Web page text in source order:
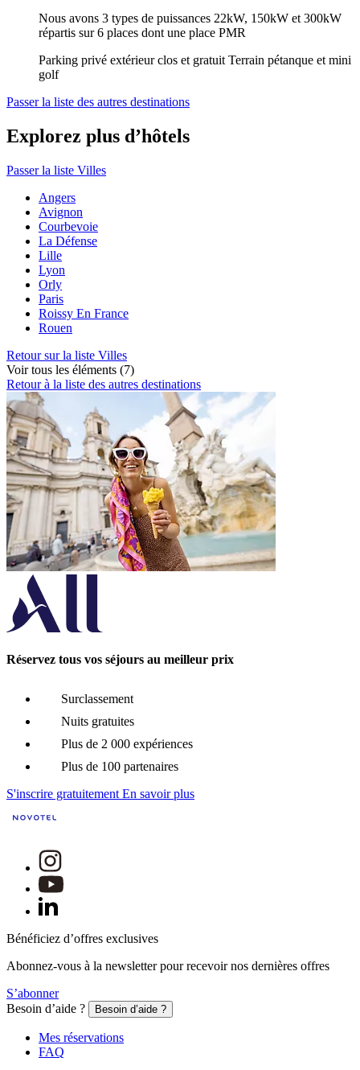
Nous avons 3 types de puissances 22kW, 150kW et 300kW
répartis sur 6 places dont une place PMR
Parking privé extérieur clos et gratuit Terrain pétanque et mini
golf
Passer la liste des autres destinations
Explorez plus d’hôtels
Passer la liste Villes
Angers
Avignon
Courbevoie
La Défense
Lille
Lyon
Orly
Paris
Roissy En France
Rouen
Retour sur la liste Villes
Voir tous les éléments (7)
Retour à la liste des autres destinations
Réservez tous vos séjours au meilleur prix
Surclassement
Nuits gratuites
Plus de 2 000 expériences
Plus de 100 partenaires
S'inscrire gratuitement En savoir plus
Bénéficiez d’offres exclusives
Abonnez-vous à la newsletter pour recevoir nos dernières offres
S’abonner
Besoin d’aide ?
Besoin d’aide ?
Mes réservations
FAQ